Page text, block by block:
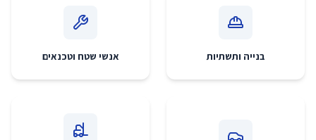
בנייה ותשתיות אנשי שטח וטכנאים